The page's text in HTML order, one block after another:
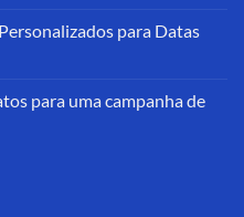
para Datas
para uma campanha de